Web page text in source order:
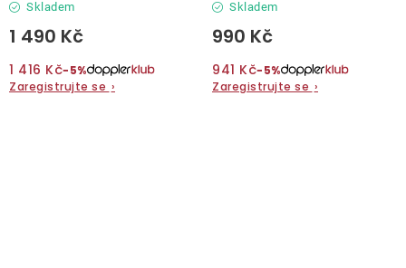
Skladem
1 490 Kč
1 416 Kč−5%
Zaregistrujte se ›
Skladem
990 Kč
941 Kč−5%
Zaregistrujte se ›